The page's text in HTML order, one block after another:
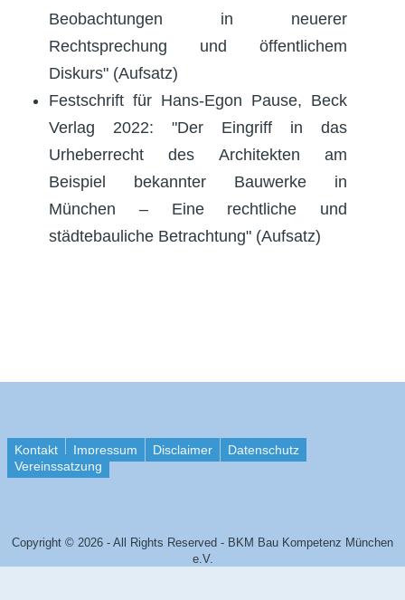
Beobachtungen in neuerer
Rechtsprechung und öffentlichem
Diskurs" (Aufsatz)
Festschrift für Hans-Egon Pause, Beck
Verlag 2022: "Der Eingriff in das
Urheberrecht des Architekten am
Beispiel bekannter Bauwerke in
München – Eine rechtliche und
städtebauliche Betrachtung" (Aufsatz)
Kontakt Impressum Disclaimer
Datenschutz
Vereinssatzung
Copyright © 2026 - All Rights Reserved - BKM Bau Kompetenz München
e.V.